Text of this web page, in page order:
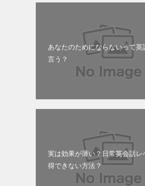
あなたのためにならないって英
言う？
実は効果が薄い？日常英会話レ
得できない方法？